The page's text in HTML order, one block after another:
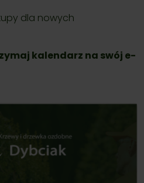
dla nowych
kalendarz na swój e-